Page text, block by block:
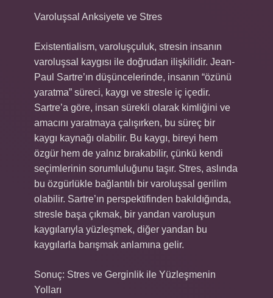
Varoluşsal Anksiyete ve Stres
Existentialism, varoluşçuluk, stresin insanın
varoluşsal kaygısı ile doğrudan ilişkilidir. Jean-
Paul Sartre’ın düşüncelerinde, insanın “özünü
yaratma” süreci, kaygı ve stresle iç içedir.
Sartre’a göre, insan sürekli olarak kimliğini ve
amacını yaratmaya çalışırken, bu süreç bir
kaygı kaynağı olabilir. Bu kaygı, bireyi hem
özgür hem de yalnız bırakabilir, çünkü kendi
seçimlerinin sorumluluğunu taşır. Stres, aslında
bu özgürlükle bağlantılı bir varoluşsal gerilim
olabilir. Sartre’ın perspektifinden bakıldığında,
stresle başa çıkmak, bir yandan varoluşun
kaygılarıyla yüzleşmek, diğer yandan bu
kaygılarla barışmak anlamına gelir.
Sonuç: Stres ve Gerginlik ile Yüzleşmenin
Yolları